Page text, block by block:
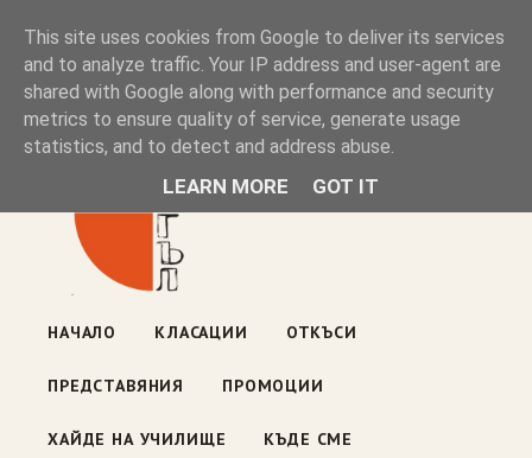
Книжен ъгъл
Блог на книжарницата — класации, откъси, нови книги
ул. „Оборище" 117, София· пон–пет 10:00–19:00 ·
НАЧАЛО КЛАСАЦИИ ОТКЪСИ
ПРЕДСТАВЯНИЯ ПРОМОЦИИ
ХАЙДЕ НА УЧИЛИЩЕ КЪДЕ СМЕ
This site uses cookies from Google to deliver its services
and to analyze traffic. Your IP address and user-agent are
shared with Google along with performance and security
metrics to ensure quality of service, generate usage
statistics, and to detect and address abuse.
LEARN MORE GOT IT